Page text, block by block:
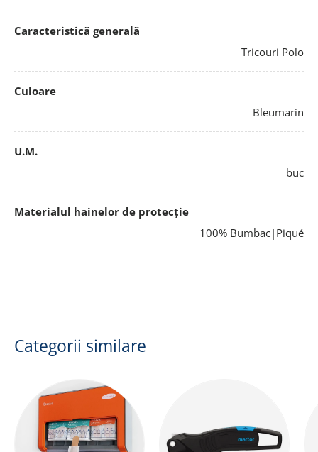
Caracteristică generală
Tricouri Polo
Culoare
Bleumarin
U.M.
buc
Materialul hainelor de protecție
100% Bumbac|Piqué
Categorii similare